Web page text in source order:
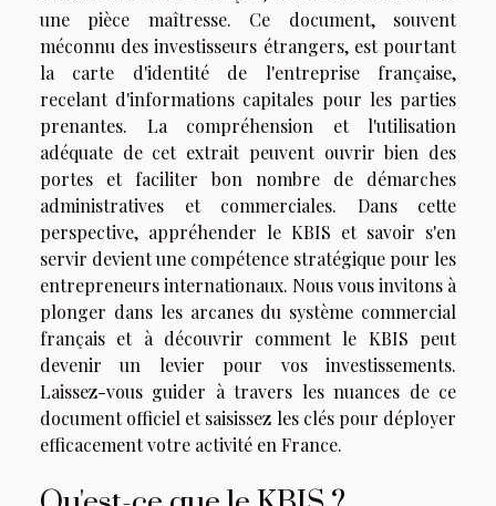
une pièce maîtresse. Ce document, souvent
méconnu des investisseurs étrangers, est pourtant
la carte d'identité de l'entreprise française,
recelant d'informations capitales pour les parties
prenantes. La compréhension et l'utilisation
adéquate de cet extrait peuvent ouvrir bien des
portes et faciliter bon nombre de démarches
administratives et commerciales. Dans cette
perspective, appréhender le KBIS et savoir s'en
servir devient une compétence stratégique pour les
entrepreneurs internationaux. Nous vous invitons à
plonger dans les arcanes du système commercial
français et à découvrir comment le KBIS peut
devenir un levier pour vos investissements.
Laissez-vous guider à travers les nuances de ce
document officiel et saisissez les clés pour déployer
efficacement votre activité en France.